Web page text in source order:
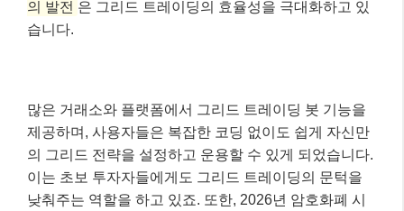
의 발전 은 그리드 트레이딩의 효율성을 극대화하고 있
습니다.
많은 거래소와 플랫폼에서 그리드 트레이딩 봇 기능을
제공하며, 사용자들은 복잡한 코딩 없이도 쉽게 자신만
의 그리드 전략을 설정하고 운용할 수 있게 되었습니다.
이는 초보 투자자들에게도 그리드 트레이딩의 문턱을
낮춰주는 역할을 하고 있죠. 또한, 2026년 암호화폐 시